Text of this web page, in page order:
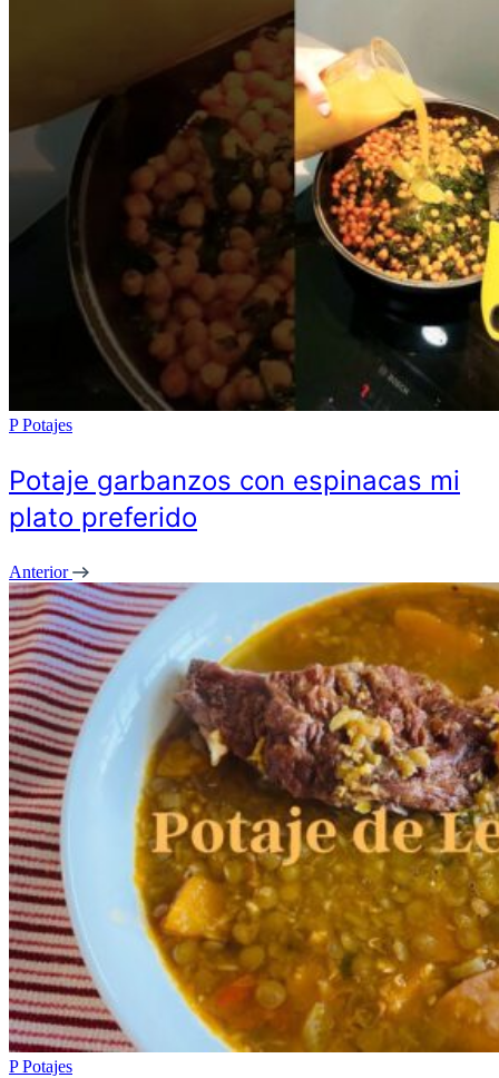
P Potajes
Potaje garbanzos con espinacas mi
plato preferido
Anterior
P Potajes